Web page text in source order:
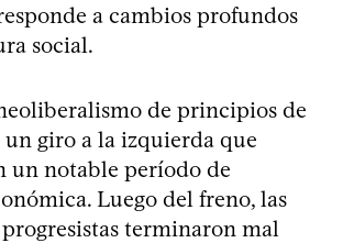
a cambios profundos
social.
de principios de
giro a la izquierda que
un notable período de
Luego del freno, las
terminaron mal